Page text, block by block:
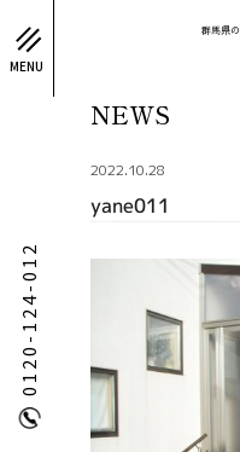
群馬県
MENU
0120-124-012
NEWS
2022.10.28
yane011